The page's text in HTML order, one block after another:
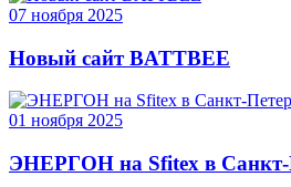
07 ноября 2025
Новый сайт BATTBEE
01 ноября 2025
ЭНЕРГОН на Sfitex в Санкт-